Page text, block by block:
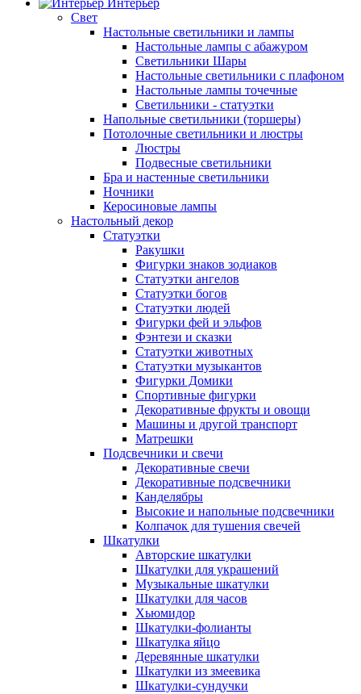
Интерьер
Свет
Настольные светильники и лампы
Настольные лампы с абажуром
Светильники Шары
Настольные светильники с плафоном
Настольные лампы точечные
Светильники - статуэтки
Напольные светильники (торшеры)
Потолочные светильники и люстры
Люстры
Подвесные светильники
Бра и настенные светильники
Ночники
Керосиновые лампы
Настольный декор
Статуэтки
Ракушки
Фигурки знаков зодиаков
Статуэтки ангелов
Статуэтки богов
Статуэтки людей
Фигурки фей и эльфов
Фэнтези и сказки
Статуэтки животных
Статуэтки музыкантов
Фигурки Домики
Спортивные фигурки
Декоративные фрукты и овощи
Машины и другой транспорт
Матрешки
Подсвечники и свечи
Декоративные свечи
Декоративные подсвечники
Канделябры
Высокие и напольные подсвечники
Колпачок для тушения свечей
Шкатулки
Авторские шкатулки
Шкатулки для украшений
Музыкальные шкатулки
Шкатулки для часов
Хьюмидор
Шкатулки-фолианты
Шкатулка яйцо
Деревянные шкатулки
Шкатулки из змеевика
Шкатулки-сундучки